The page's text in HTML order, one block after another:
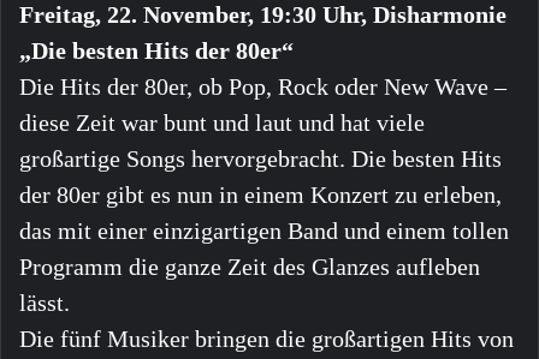
Freitag, 22. November, 19:30 Uhr, Disharmonie
„Die besten Hits der 80er“
Die Hits der 80er, ob Pop, Rock oder New Wave –
diese Zeit war bunt und laut und hat viele
großartige Songs hervorgebracht. Die besten Hits
der 80er gibt es nun in einem Konzert zu erleben,
das mit einer einzigartigen Band und einem tollen
Programm die ganze Zeit des Glanzes aufleben
lässt.
Die fünf Musiker bringen die großartigen Hits von